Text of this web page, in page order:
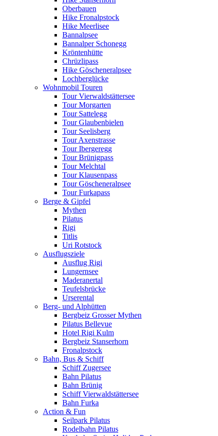
Oberbauen
Hike Fronalpstock
Hike Meerlisee
Bannalpsee
Bannalper Schonegg
Kröntenhütte
Chrüzlipass
Hike Göscheneralpsee
Lochberglücke
Wohnmobil Touren
Tour Vierwaldstättersee
Tour Morgarten
Tour Sattelegg
Tour Glaubenbielen
Tour Seelisberg
Tour Axenstrasse
Tour Ibergeregg
Tour Brünigpass
Tour Melchtal
Tour Klausenpass
Tour Göscheneralpsee
Tour Furkapass
Berge & Gipfel
Mythen
Pilatus
Rigi
Titlis
Uri Rotstock
Ausflugsziele
Ausflug Rigi
Lungernsee
Maderanertal
Teufelsbrücke
Urserental
Berg- und Alphütten
Bergbeiz Grosser Mythen
Pilatus Bellevue
Hotel Rigi Kulm
Bergbeiz Stanserhorn
Fronalpstock
Bahn, Bus & Schiff
Schiff Zugersee
Bahn Pilatus
Bahn Brünig
Schiff Vierwaldstättersee
Bahn Furka
Action & Fun
Seilpark Pilatus
Rodelbahn Pilatus